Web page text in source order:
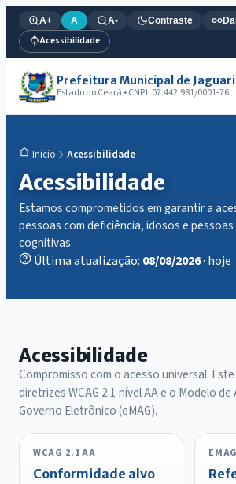
A+ A A- Contraste
Acessibilidade
Prefeitura Municipal de
Estado do Ceará • CNPJ: 07.442.981/0001-76
Início Acessibilidade
Acessibilidade
Estamos comprometidos em garantir a
pessoas com deficiência, idosos e
cognitivas.
Última atualização: 08/08/2026· hoje
Acessibilidade
Compromisso com o acesso universal.
diretrizes WCAG 2.1 nível AA e o Modelo de
Governo Eletrônico (eMAG).
WCAG 2.1 AA
Conformidade alvo
EMAG